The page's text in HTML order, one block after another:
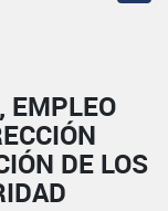
EMPLEO
DE LOS